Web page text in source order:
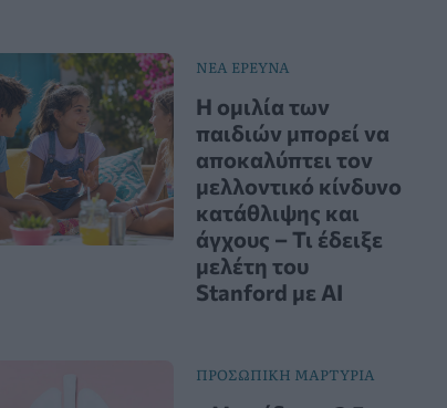
ΝΕΑ ΕΡΕΥΝΑ
Η ομιλία των
παιδιών μπορεί να
αποκαλύπτει τον
μελλοντικό κίνδυνο
κατάθλιψης και
άγχους – Τι έδειξε
μελέτη του
Stanford με AI
ΠΡΟΣΩΠΙΚΗ ΜΑΡΤΥΡΙΑ